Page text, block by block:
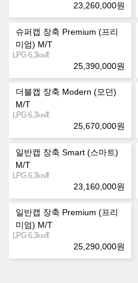
23,260,000원
슈퍼캡 장축 Premium (프리
미엄) M/T
LPG 6.3㎞/ℓ
25,390,000원
더블캡 장축 Modern (모던)
M/T
LPG 6.3㎞/ℓ
25,670,000원
일반캡 장축 Smart (스마트)
M/T
LPG 6.3㎞/ℓ
23,160,000원
일반캡 장축 Premium (프리
미엄) M/T
LPG 6.3㎞/ℓ
25,290,000원